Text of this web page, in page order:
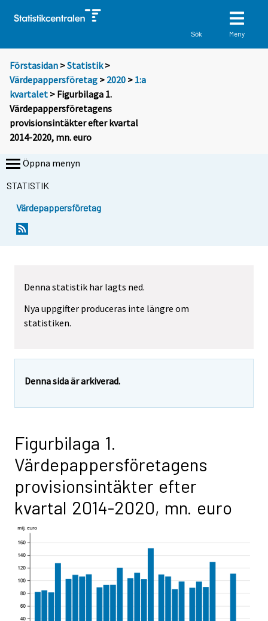
Sök Meny
Förstasidan >Statistik >
Värdepappersföretag > 2020 > 1:a
kvartalet > Figurbilaga 1.
Värdepappersföretagens
provisionsintäkter efter kvartal
2014-2020, mn. euro
Öppna menyn
STATISTIK
Värdepappersföretag
Denna statistik har lagts ned.
Nya uppgifter produceras inte längre om
statistiken.
Denna sida är arkiverad.
Figurbilaga 1.
Värdepappersföretagens
provisionsintäkter efter
kvartal 2014-2020, mn. euro